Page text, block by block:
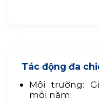
Tác động đa
Môi trường:
mỗi năm.